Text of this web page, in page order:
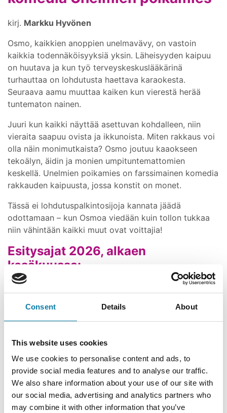
Consent Details About
This website uses cookies
We use cookies to personalise content and ads, to
provide social media features and to analyse our traffic.
We also share information about your use of our site with
our social media, advertising and analytics partners who
may combine it with other information that you’ve
kirj. Markku Hyvönen
Osmo, kaikkien anoppien unelmavävy, on vastoin
kaikkia todennäköisyyksiä yksin. Läheisyyden kaipuu
on huutava ja kun työ terveyskeskuslääkärinä
turhauttaa on lohdutusta haettava karaokesta.
Seuraava aamu muuttaa kaiken kun vierestä herää
tuntematon nainen.
Juuri kun kaikki näyttää asettuvan kohdalleen, niin
vieraita saapuu ovista ja ikkunoista. Miten rakkaus voi
olla näin monimutkaista? Osmo joutuu kaaokseen
tekoälyn, äidin ja monien umpituntemattomien
keskellä. Unelmien poikamies on farssimainen komedia
rakkauden kaipuusta, jossa konstit on monet.
Tässä ei lohdutuspalkintosijoja kannata jäädä
odottamaan – kun Osmoa viedään kuin tollon tukkaa
niin vähintään kaikki muut ovat voittajia!
Esitysajat 2026, alkaen
kesäkuussa:
Su 14.6. klo 14
Ti 14.7. klo 19
Ke 15.7. klo 19
Su 19.7. klo 14 JA klo 19
Ti 21.7. klo 19
Ke 22.7. klo 19